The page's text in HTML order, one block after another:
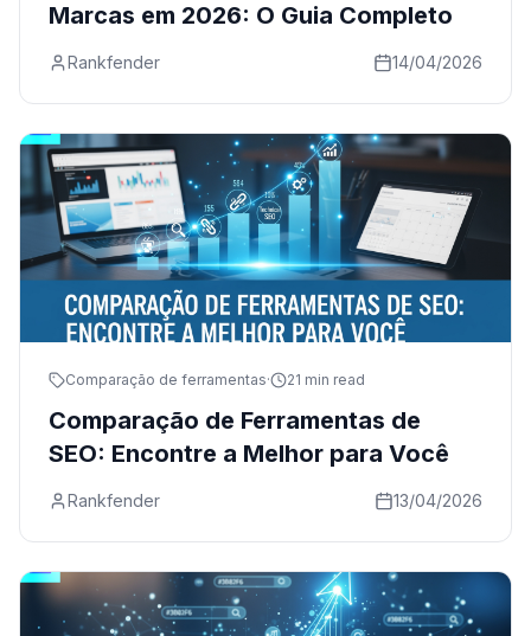
Marcas em 2026: O Guia Completo
Rankfender 14/04/2026
Comparação de ferramentas· 21 min read
Comparação de Ferramentas de
SEO: Encontre a Melhor para Você
Rankfender 13/04/2026